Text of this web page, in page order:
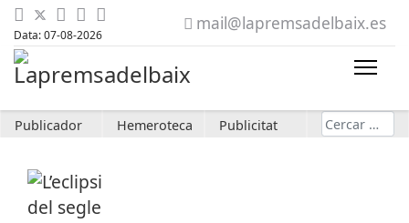
Data: 07-08-2026
mail@lapremsadelbaix.es
Publicador Hemeroteca Publicitat Cerca